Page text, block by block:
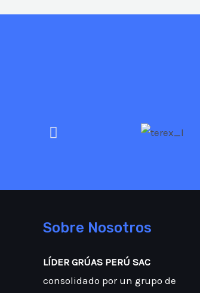
Sobre Nosotros
LÍDER GRÚAS PERÚ SAC
consolidado por un grupo de